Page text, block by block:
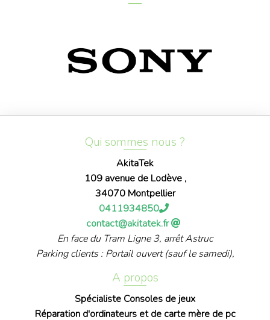
Qui sommes nous ?
AkitaTek
109 avenue de Lodève ,
34070 Montpellier
0411934850
contact@akitatek.fr
En face du Tram Ligne 3, arrêt Astruc
Parking clients : Portail ouvert (sauf le samedi),
A propos
Spécialiste Consoles de jeux
Réparation d'ordinateurs et de carte mère de pc